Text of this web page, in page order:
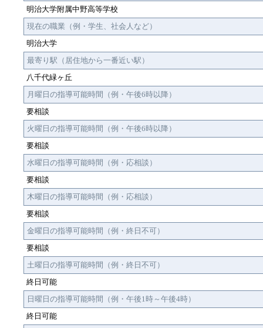
明治大学附属中野高等学校
現在の職業（例・学生、社会人など）
明治大学
最寄り駅（居住地から一番近い駅）
八千代緑ヶ丘
月曜日の指導可能時間（例・午後6時以降）
要相談
火曜日の指導可能時間（例・午後6時以降）
要相談
水曜日の指導可能時間（例・応相談）
要相談
木曜日の指導可能時間（例・応相談）
要相談
金曜日の指導可能時間（例・終日不可）
要相談
土曜日の指導可能時間（例・終日不可）
終日可能
日曜日の指導可能時間（例・午後1時～午後4時）
終日可能